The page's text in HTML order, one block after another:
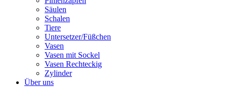
Säulen
Schalen
Tiere
Untersetzer/Füßchen
Vasen
Vasen mit Sockel
Vasen Rechteckig
Zylinder
Über uns